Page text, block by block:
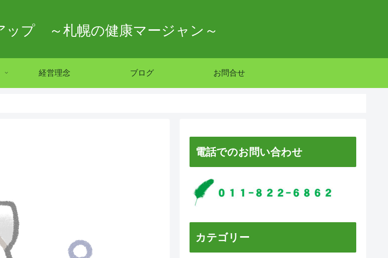
ップ ～札幌の健康マージャン～
経営理念 ブログ お問合せ
電話でのお問い合わせ
カテゴリー